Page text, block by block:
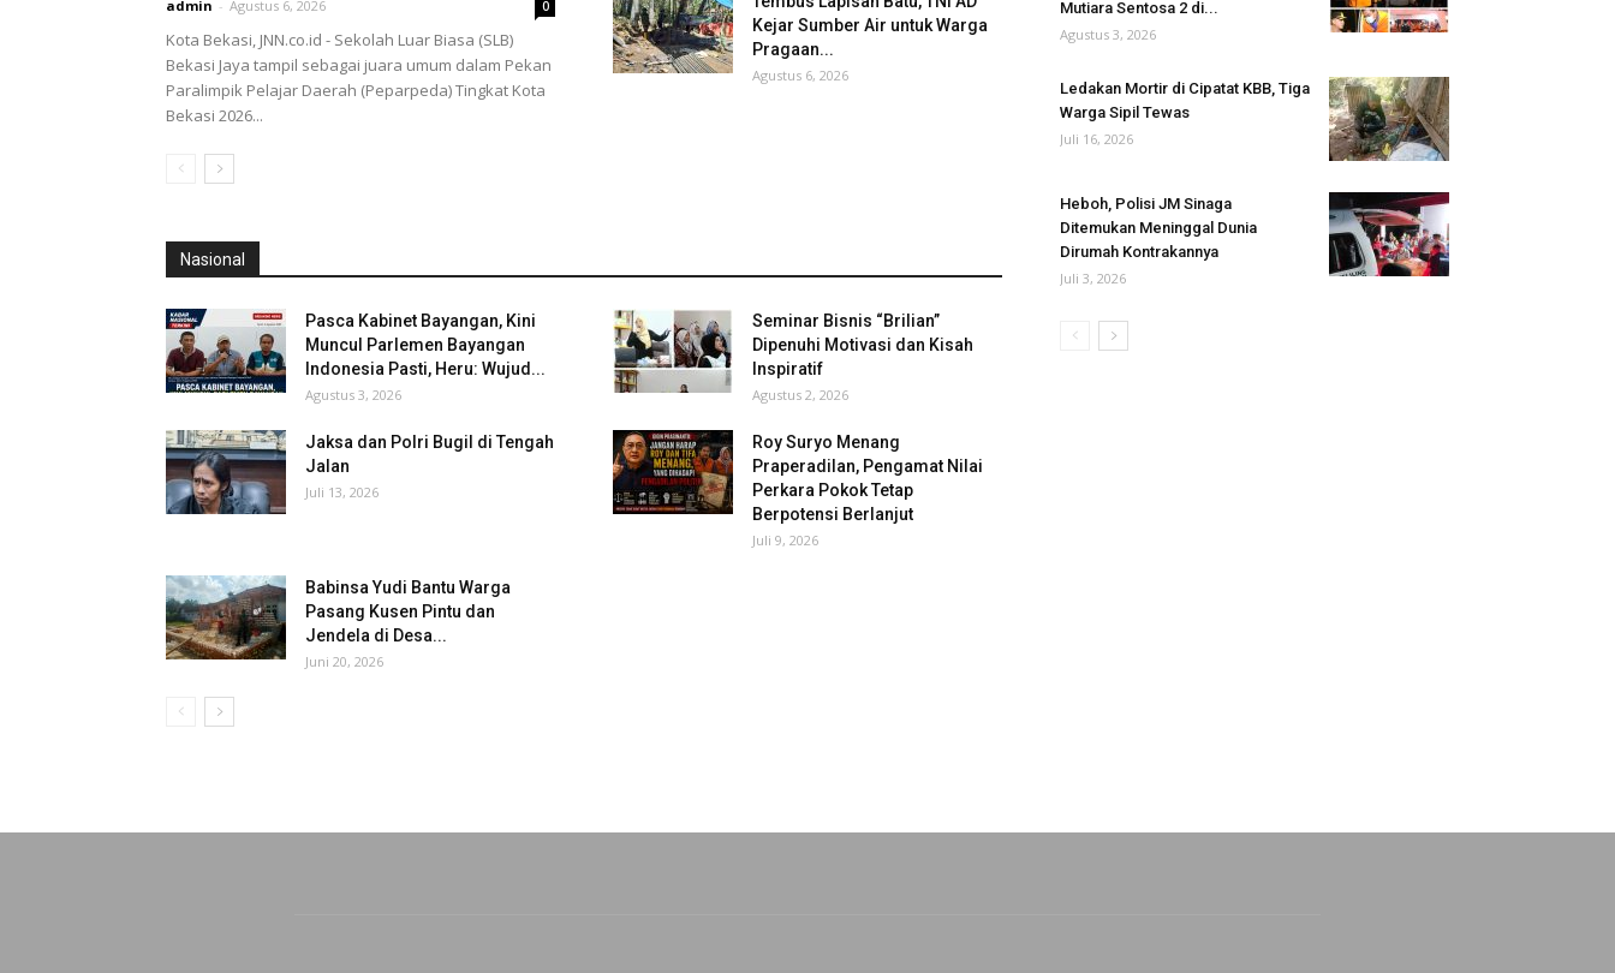
admin - Agustus 6, 2026 0
Kota Bekasi, JNN.co.id - Sekolah Luar Biasa (SLB)
Bekasi Jaya tampil sebagai juara umum dalam Pekan
Paralimpik Pelajar Daerah (Peparpeda) Tingkat Kota
Bekasi 2026...
Kejar Sumber Air untuk Warga
Pragaan...
Agustus 6, 2026
Nasional
Pasca Kabinet Bayangan, Kini
Muncul Parlemen Bayangan
Indonesia Pasti, Heru: Wujud...
Agustus 3, 2026
Seminar Bisnis “Brilian”
Dipenuhi Motivasi dan Kisah
Inspiratif
Agustus 2, 2026
Jaksa dan Polri Bugil di Tengah
Jalan
Juli 13, 2026
Roy Suryo Menang
Praperadilan, Pengamat Nilai
Perkara Pokok Tetap
Berpotensi Berlanjut
Juli 9, 2026
Babinsa Yudi Bantu Warga
Pasang Kusen Pintu dan
Jendela di Desa...
Juni 20, 2026
Mutiara Sentosa 2 di...
Agustus 3, 2026
Ledakan Mortir di Cipatat KBB, Tiga
Warga Sipil Tewas
Juli 16, 2026
Heboh, Polisi JM Sinaga
Ditemukan Meninggal Dunia
Dirumah Kontrakannya
Juli 3, 2026